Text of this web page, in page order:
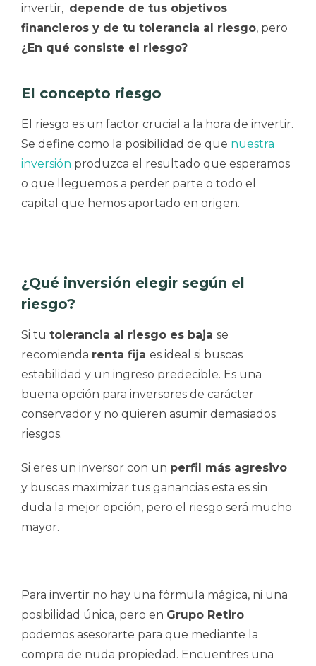
invertir, depende de tus objetivos
financieros y de tu tolerancia al riesgo, pero
¿En qué consiste el riesgo?
El concepto riesgo
El riesgo es un factor crucial a la hora de invertir.
Se define como la posibilidad de que nuestra
inversión produzca el resultado que esperamos
o que lleguemos a perder parte o todo el
capital que hemos aportado en origen.
¿Qué inversión elegir según el
riesgo?
Si tu tolerancia al riesgo es baja se
recomienda renta fija es ideal si buscas
estabilidad y un ingreso predecible. Es una
buena opción para inversores de carácter
conservador y no quieren asumir demasiados
riesgos.
Si eres un inversor con un perfil más agresivo
y buscas maximizar tus ganancias esta es sin
duda la mejor opción, pero el riesgo será mucho
mayor.
Para invertir no hay una fórmula mágica, ni una
posibilidad única, pero en Grupo Retiro
podemos asesorarte para que mediante la
compra de nuda propiedad. Encuentres una